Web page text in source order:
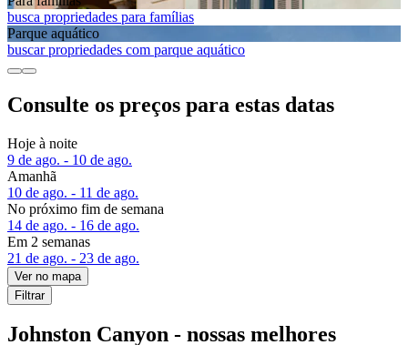
busca propriedades para famílias
Parque aquático
buscar propriedades com parque aquático
Consulte os preços para estas datas
Hoje à noite
9 de ago. - 10 de ago.
Amanhã
10 de ago. - 11 de ago.
No próximo fim de semana
14 de ago. - 16 de ago.
Em 2 semanas
21 de ago. - 23 de ago.
Ver no mapa
Filtrar
Johnston Canyon - nossas melhores